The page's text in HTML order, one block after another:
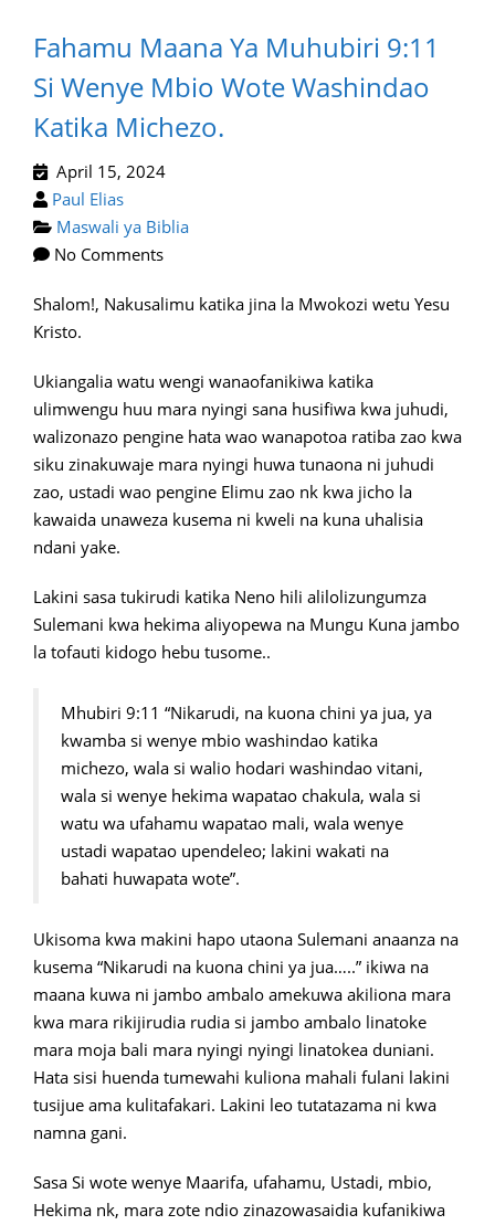
Fahamu Maana Ya Muhubiri 9:11
Si Wenye Mbio Wote Washindao
Katika Michezo.
April 15, 2024
Paul Elias
Maswali ya Biblia
No Comments
Shalom!, Nakusalimu katika jina la Mwokozi wetu Yesu
Kristo.
Ukiangalia watu wengi wanaofanikiwa katika
ulimwengu huu mara nyingi sana husifiwa kwa juhudi,
walizonazo pengine hata wao wanapotoa ratiba zao kwa
siku zinakuwaje mara nyingi huwa tunaona ni juhudi
zao, ustadi wao pengine Elimu zao nk kwa jicho la
kawaida unaweza kusema ni kweli na kuna uhalisia
ndani yake.
Lakini sasa tukirudi katika Neno hili alilolizungumza
Sulemani kwa hekima aliyopewa na Mungu Kuna jambo
la tofauti kidogo hebu tusome..
Mhubiri 9:11 “Nikarudi, na kuona chini ya jua, ya
kwamba si wenye mbio washindao katika
michezo, wala si walio hodari washindao vitani,
wala si wenye hekima wapatao chakula, wala si
watu wa ufahamu wapatao mali, wala wenye
ustadi wapatao upendeleo; lakini wakati na
bahati huwapata wote”.
Ukisoma kwa makini hapo utaona Sulemani anaanza na
kusema “Nikarudi na kuona chini ya jua…..” ikiwa na
maana kuwa ni jambo ambalo amekuwa akiliona mara
kwa mara rikijirudia rudia si jambo ambalo linatoke
mara moja bali mara nyingi nyingi linatokea duniani.
Hata sisi huenda tumewahi kuliona mahali fulani lakini
tusijue ama kulitafakari. Lakini leo tutatazama ni kwa
namna gani.
Sasa Si wote wenye Maarifa, ufahamu, Ustadi, mbio,
Hekima nk, mara zote ndio zinazowasaidia kufanikiwa